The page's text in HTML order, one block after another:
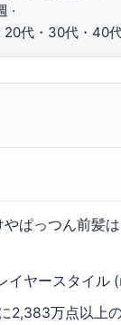
·
20代・30代・40
ぱっつん前髪
イヤースタイル (
2,383万点以上